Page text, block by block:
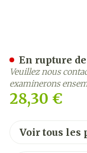
28,30 €
En rupture
Veuillez nous
examinerons
Voir tous les